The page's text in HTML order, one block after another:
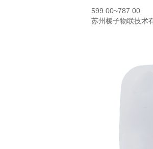
599.00~787.00
苏州榛子物联技术